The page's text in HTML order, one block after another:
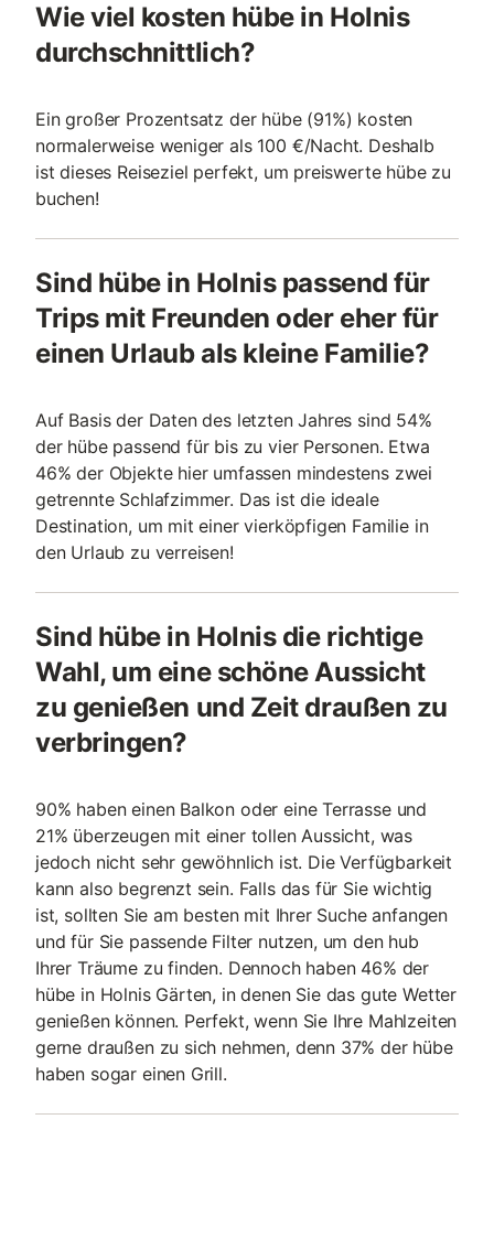
Wie viel kosten hübe in Holnis
durchschnittlich?
Ein großer Prozentsatz der hübe (91%) kosten
normalerweise weniger als 100 €/Nacht. Deshalb
ist dieses Reiseziel perfekt, um preiswerte hübe zu
buchen!
Sind hübe in Holnis passend für
Trips mit Freunden oder eher für
einen Urlaub als kleine Familie?
Auf Basis der Daten des letzten Jahres sind 54%
der hübe passend für bis zu vier Personen. Etwa
46% der Objekte hier umfassen mindestens zwei
getrennte Schlafzimmer. Das ist die ideale
Destination, um mit einer vierköpfigen Familie in
den Urlaub zu verreisen!
Sind hübe in Holnis die richtige
Wahl, um eine schöne Aussicht
zu genießen und Zeit draußen zu
verbringen?
90% haben einen Balkon oder eine Terrasse und
21% überzeugen mit einer tollen Aussicht, was
jedoch nicht sehr gewöhnlich ist. Die Verfügbarkeit
kann also begrenzt sein. Falls das für Sie wichtig
ist, sollten Sie am besten mit Ihrer Suche anfangen
und für Sie passende Filter nutzen, um den hub
Ihrer Träume zu finden. Dennoch haben 46% der
hübe in Holnis Gärten, in denen Sie das gute Wetter
genießen können. Perfekt, wenn Sie Ihre Mahlzeiten
gerne draußen zu sich nehmen, denn 37% der hübe
haben sogar einen Grill.